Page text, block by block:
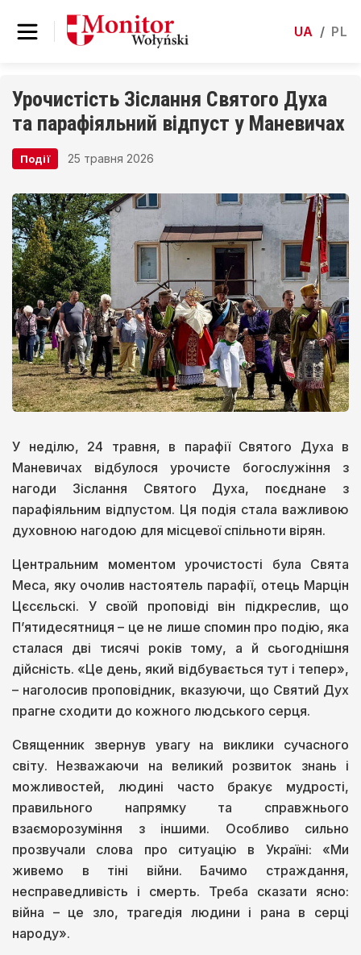
UA / PL
Урочистість Зіслання Святого Духа
та парафіяльний відпуст у Маневичах
Події 25 травня 2026
У неділю, 24 травня, в парафії Святого Духа в
Маневичах відбулося урочисте богослужіння з
нагоди Зіслання Святого Духа, поєднане з
парафіяльним відпустом. Ця подія стала важливою
духовною нагодою для місцевої спільноти вірян.
Центральним моментом урочистості була Свята
Меса, яку очолив настоятель парафії, отець Марцін
Цєсєльскі. У своїй проповіді він підкреслив, що
П’ятидесятниця – це не лише спомин про подію, яка
сталася дві тисячі років тому, а й сьогоднішня
дійсність. «Це день, який відбувається тут і тепер»,
– наголосив проповідник, вказуючи, що Святий Дух
прагне сходити до кожного людського серця.
Священник звернув увагу на виклики сучасного
світу. Незважаючи на великий розвиток знань і
можливостей, людині часто бракує мудрості,
правильного напрямку та справжнього
взаєморозуміння з іншими. Особливо сильно
прозвучали слова про ситуацію в Україні: «Ми
живемо в тіні війни. Бачимо страждання,
несправедливість і смерть. Треба сказати ясно:
війна – це зло, трагедія людини і рана в серці
народу».